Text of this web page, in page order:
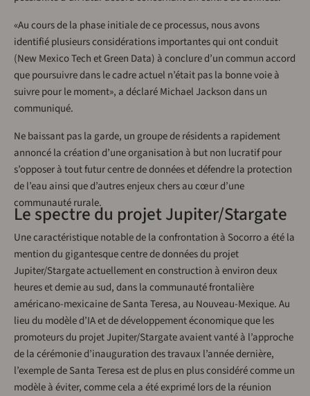
«Au cours de la phase initiale de ce processus, nous avons
identifié plusieurs considérations importantes qui ont conduit
(New Mexico Tech et Green Data) à conclure d’un commun accord
que poursuivre dans le cadre actuel n’était pas la bonne voie à
suivre pour le moment», a déclaré Michael Jackson dans un
communiqué.
Ne baissant pas la garde, un groupe de résidents a rapidement
annoncé la création d’une organisation à but non lucratif pour
s’opposer à tout futur centre de données et défendre la protection
de l’eau ainsi que d’autres enjeux chers au cœur d’une
communauté rurale.
Le spectre du projet Jupiter/Stargate
Une caractéristique notable de la confrontation à Socorro a été la
mention du gigantesque centre de données du projet
Jupiter/Stargate actuellement en construction à environ deux
heures et demie au sud, dans la communauté frontalière
américano-mexicaine de Santa Teresa, au Nouveau-Mexique. Au
lieu du modèle d’IA et de développement économique que les
promoteurs du projet Jupiter/Stargate avaient vanté à l’approche
de la cérémonie d’inauguration des travaux l’année dernière,
l’exemple de Santa Teresa est de plus en plus considéré comme un
modèle à éviter, comme cela a été exprimé lors de la réunion